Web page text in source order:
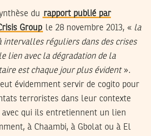
du rapport publié par
Group le 28 novembre 2013, « la
intervalles réguliers dans des crises
lien avec la dégradation de la
est chaque jour plus évident».
évidemment servir de cogito pour
terroristes dans leur contexte
avec qui ils entretiennent un lien
à Chaambi, à Gbolat ou à El